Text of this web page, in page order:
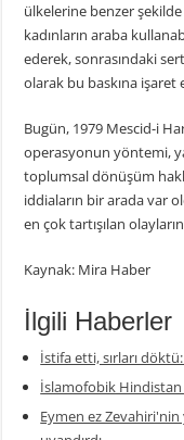
ülkelerine benzer
kadınların araba
ederek, sonrasındaki
olarak bu baskına işaret
Bugün, 1979 Mescid-i
operasyonun yöntemi,
toplumsal dönüşüm
iddiaların bir arada var
en çok tartışılan
Kaynak: Mira Haber
İlgili Haberler
İstifa etti, sırları
İslamofobik
Eymen ez